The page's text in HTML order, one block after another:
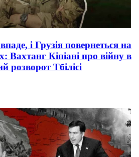
і Грузія повернеться на
Вахтанг Кіпіані про війну в
розворот Тбілісі